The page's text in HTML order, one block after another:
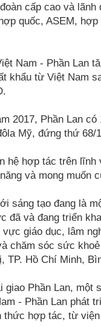
cấp cao và
quốc, ASEM,
Nam - Phần Lan
khẩu từ Việt Nam
2017, Phần Lan
Mỹ, đứng thứ
hệ hợp tác trên
và mong muốn
sáng tạo đang là
đã và đang triển
giáo dục, lâm
chăm sóc sức
TP. Hồ Chí Minh,
giao Phần Lan,
- Phần Lan phát
thức hợp tác, từ